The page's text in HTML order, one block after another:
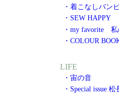
・着こなしバン
・SEW HAPPY
・my favorite
・COLOUR
LIFE
・宙の音
・Special issue